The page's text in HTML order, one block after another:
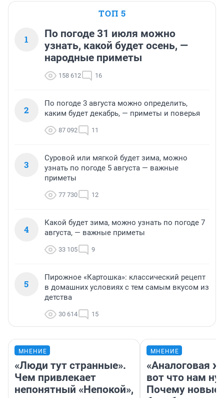
ТОП 5
1
По погоде 31 июля можно
узнать, какой будет осень, —
народные приметы
158 612 16
2
По погоде 3 августа можно определить,
каким будет декабрь, — приметы и поверья
87 092 11
3
Суровой или мягкой будет зима, можно
узнать по погоде 5 августа — важные
приметы
77 730 12
4
Какой будет зима, можно узнать по погоде 7
августа, — важные приметы
33 105 9
5
Пирожное «Картошка»: классический рецепт
в домашних условиях с тем самым вкусом из
детства
30 614 15
МНЕНИЕ
«Люди тут странные».
Чем привлекает
непонятный «Непокой»,
МНЕНИЕ
«Аналоговая
вот что нам
Почему новые